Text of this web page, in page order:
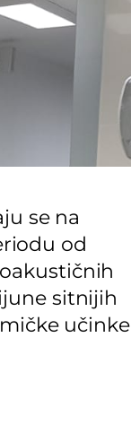
se na
od
sitnijih
učinke